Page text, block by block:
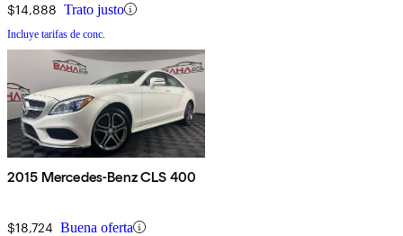
$14,888 Trato justo
Incluye tarifas de conc.
2015 Mercedes-Benz CLS 400
$18,724 Buena oferta